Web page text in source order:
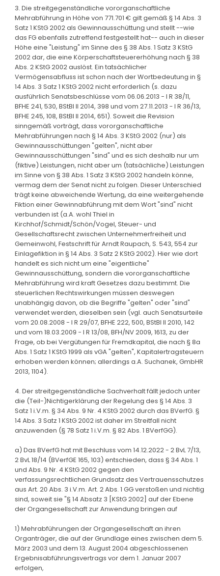
3. Die streitgegenständliche vororganschaftliche
Mehrabführung in Höhe von 771.701 € gilt gemäß § 14 Abs. 3
Satz 1 KStG 2002 als Gewinnausschüttung und stellt --wie
das FG ebenfalls zutreffend festgestellt hat-- auch in dieser
Höhe eine "Leistung" im Sinne des § 38 Abs. 1 Satz 3 KStG
2002 dar, die eine Körperschaftsteuererhöhung nach § 38
Abs. 2 KStG 2002 auslöst. Ein tatsächlicher
Vermögensabfluss ist schon nach der Wortbedeutung in §
14 Abs. 3 Satz 1 KStG 2002 nicht erforderlich (s. dazu
ausführlich Senatsbeschlüsse vom 06.06.2013 - I R 38/11,
BFHE 241, 530, BStBl II 2014, 398 und vom 27.11.2013 - I R 36/13,
BFHE 245, 108, BStBl II 2014, 651). Soweit die Revision
sinngemäß vorträgt, dass vororganschaftliche
Mehrabführungen nach § 14 Abs. 3 KStG 2002 (nur) als
Gewinnausschüttungen "gelten", nicht aber
Gewinnausschüttungen "sind" und es sich deshalb nur um
(fiktive) Leistungen, nicht aber um (tatsächliche) Leistungen
im Sinne von § 38 Abs. 1 Satz 3 KStG 2002 handeln könne,
vermag dem der Senat nicht zu folgen. Dieser Unterschied
trägt keine abweichende Wertung, da eine weitergehende
Fiktion einer Gewinnabführung mit dem Wort "sind" nicht
verbunden ist (a.A. wohl Thiel in
Kirchhof/Schmidt/Schön/Vogel, Steuer- und
Gesellschaftsrecht zwischen Unternehmerfreiheit und
Gemeinwohl, Festschrift für Arndt Raupach, S. 543, 554 zur
Einlagefiktion in § 14 Abs. 3 Satz 2 KStG 2002). Hier wie dort
handelt es sich nicht um eine "eigentliche"
Gewinnausschüttung, sondern die vororganschaftliche
Mehrabführung wird kraft Gesetzes dazu bestimmt. Die
steuerlichen Rechtswirkungen müssen deswegen
unabhängig davon, ob die Begriffe "gelten" oder "sind"
verwendet werden, dieselben sein (vgl. auch Senatsurteile
vom 20.08.2008 - I R 29/07, BFHE 222, 500, BStBl II 2010, 142
und vom 18.03.2009 - I R 13/08, BFH/NV 2009, 1613, zu der
Frage, ob bei Vergütungen für Fremdkapital, die nach § 8a
Abs. 1 Satz 1 KStG 1999 als vGA "gelten", Kapitalertragsteuern
erhoben werden können; allerdings a.A. Suchanek, GmbHR
2013, 1104).
4. Der streitgegenständliche Sachverhalt fällt jedoch unter
die (Teil-)Nichtigerklärung der Regelung des § 14 Abs. 3
Satz 1 i.V.m. § 34 Abs. 9 Nr. 4 KStG 2002 durch das BVerfG. §
14 Abs. 3 Satz 1 KStG 2002 ist daher im Streitfall nicht
anzuwenden (§ 78 Satz 1 i.V.m. § 82 Abs. 1 BVerfGG).
a) Das BVerfG hat mit Beschluss vom 14.12.2022 - 2 BvL 7/13,
2 BvL 18/14 (BVerfGE 165, 103) entschieden, dass § 34 Abs. 1
und Abs. 9 Nr. 4 KStG 2002 gegen den
verfassungsrechtlichen Grundsatz des Vertrauensschutzes
aus Art. 20 Abs. 3 i.V.m. Art. 2 Abs. 1 GG verstoßen und nichtig
sind, soweit sie "§ 14 Absatz 3 [KStG 2002] auf der Ebene
der Organgesellschaft zur Anwendung bringen auf
1) Mehrabführungen der Organgesellschaft an ihren
Organträger, die auf der Grundlage eines zwischen dem 5.
März 2003 und dem 13. August 2004 abgeschlossenen
Ergebnisabführungsvertrags vor dem 1. Januar 2007
erfolgen,